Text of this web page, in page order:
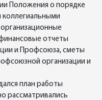
Положения о порядке
коллегиальными
отчеты
и Профсоюза, сметы
организации и
план работы
рассматривались